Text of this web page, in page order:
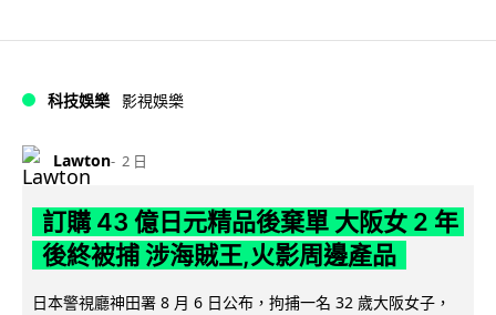
科技娛樂 影視娛樂
Lawton 2 日
訂購 43 億日元精品後棄單 大阪女 2 年
後終被捕 涉海賊王,火影周邊產品
日本警視廳神田署 8 月 6 日公布，拘捕一名 32 歲大阪女子，